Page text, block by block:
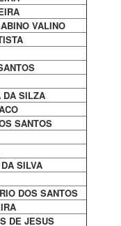
VALINO
DA SILZA
SANTOS
SILVA
DOS SANTOS
DE JESUS